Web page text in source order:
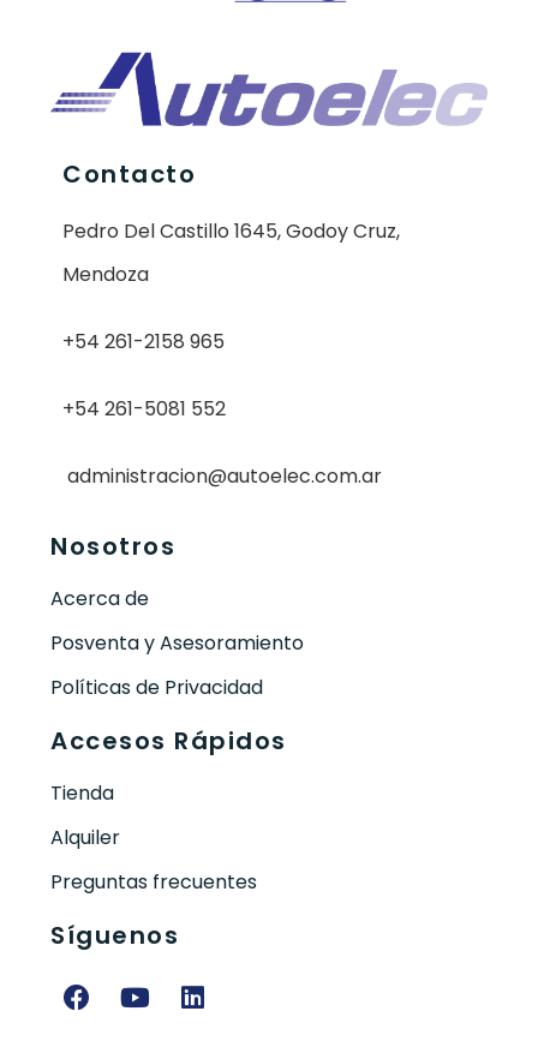
Contacto
Pedro Del Castillo 1645, Godoy Cruz,
Mendoza
+54 261-2158 965
+54 261-5081 552
administracion@autoelec.com.ar
Nosotros
Acerca de
Posventa y Asesoramiento
Políticas de Privacidad
Accesos Rápidos
Tienda
Alquiler
Preguntas frecuentes
Síguenos